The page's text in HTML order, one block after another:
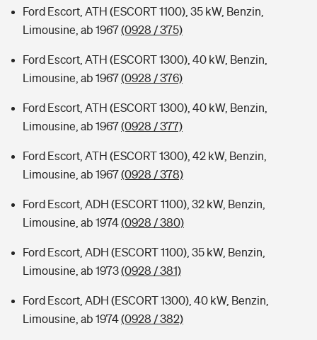
Kinderunfall-Check: Mehr Sicherheit für deine Kids
Typklassen: So ist Ihr Auto eingestuft
Sie haben Fragen?
Ford Escort, ATH (ESCORT 1100), 35 kW, Benzin,
Limousine, ab 1967(0928 / 375)
Ford Escort, ATH (ESCORT 1300), 40 kW, Benzin,
Limousine, ab 1967(0928 / 376)
Ford Escort, ATH (ESCORT 1300), 40 kW, Benzin,
Limousine, ab 1967(0928 / 377)
Ford Escort, ATH (ESCORT 1300), 42 kW, Benzin,
Limousine, ab 1967(0928 / 378)
Ford Escort, ADH (ESCORT 1100), 32 kW, Benzin,
Limousine, ab 1974(0928 / 380)
Ford Escort, ADH (ESCORT 1100), 35 kW, Benzin,
Limousine, ab 1973(0928 / 381)
Ford Escort, ADH (ESCORT 1300), 40 kW, Benzin,
Limousine, ab 1974(0928 / 382)